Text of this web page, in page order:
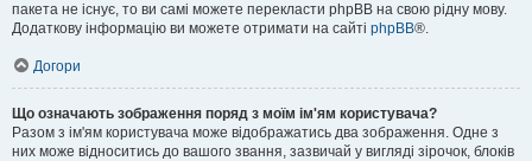
пакета не існує, то ви самі можете перекласти phpBB на свою рідну мову.
Додаткову інформацію ви можете отримати на сайті phpBB®.
Догори
Що означають зображення поряд з моїм ім'ям користувача?
Разом з ім'ям користувача може відображатись два зображення. Одне з
них може відноситись до вашого звання, зазвичай у вигляді зірочок, блоків